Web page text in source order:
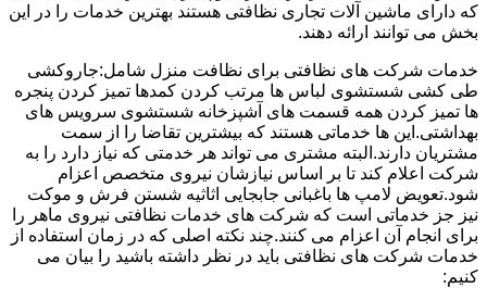
که دارای ماشین آلات تجاری نظافتی هستند بهترین خدمات را در این
بخش می توانند ارائه دهند.
خدمات شرکت های نظافتی برای نظافت منزل شامل:جاروکشی
طی کشی شستشوی لباس ها مرتب کردن کمدها تمیز کردن پنجره
ها تمیز کردن همه قسمت های آشپزخانه شستشوی سرویس های
بهداشتی.این ها خدماتی هستند که بیشترین تقاضا را از سمت
مشتریان دارند.البته مشتری می تواند هر خدمتی که نیاز دارد را به
شرکت اعلام کند تا بر اساس نیازشان نیروی متخصص اعزام
شود.تعویض لامپ ها باغبانی جابجایی اثاثیه شستن فرش و موکت
نیز جز خدماتی است که شرکت های خدمات نظافتی نیروی ماهر را
برای انجام آن اعزام می کنند.چند نکته اصلی که در زمان استفاده از
خدمات شرکت های نظافتی باید در نظر داشته باشید را بیان می
کنیم: